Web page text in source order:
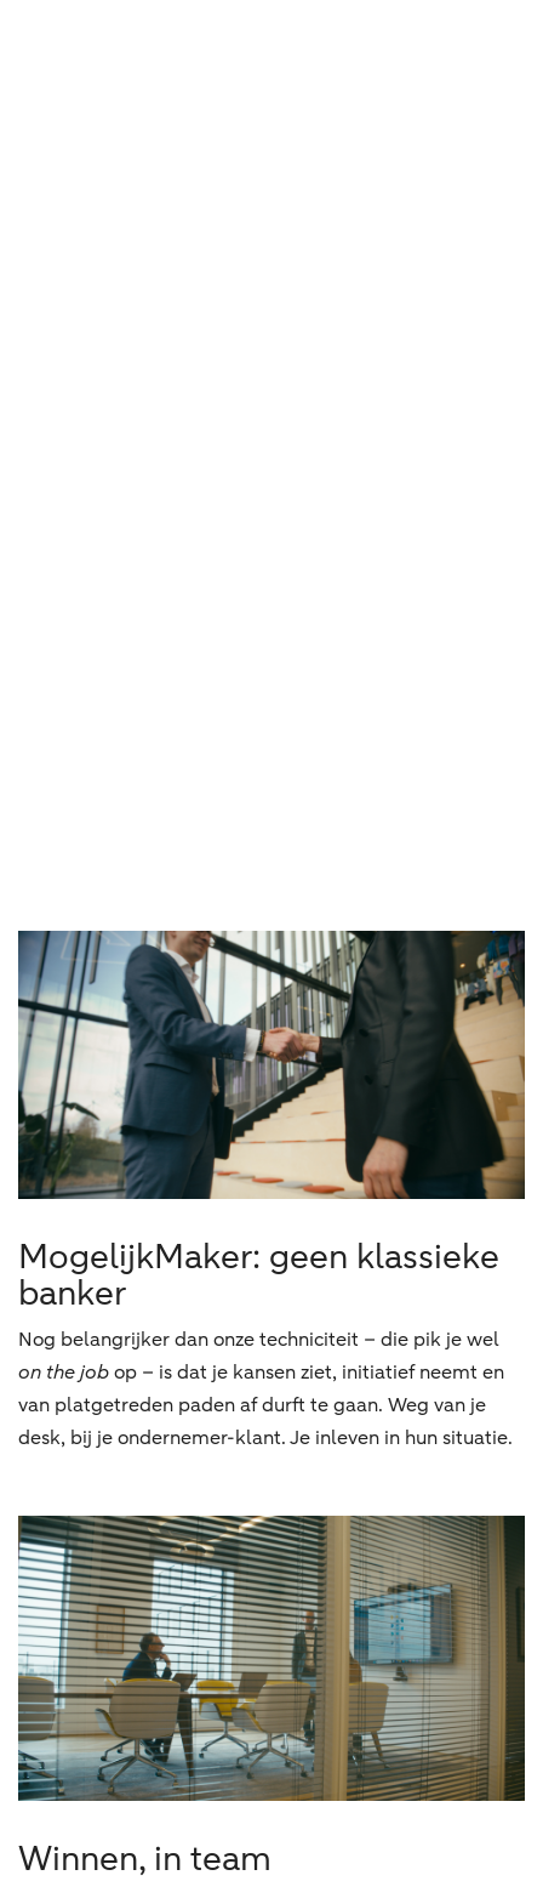
MogelijkMaker: geen klassieke
banker
Nog belangrijker dan onze techniciteit – die pik je wel
on the jobop – is dat je kansen ziet, initiatief neemt en
van platgetreden paden af durft te gaan. Weg van je
desk, bij je ondernemer-klant. Je inleven in hun situatie.
Winnen, in team